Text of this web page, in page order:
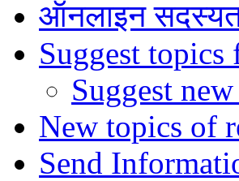
ऑनलाइन
Suggest topics
Suggest
New topics of
Send